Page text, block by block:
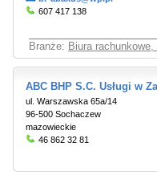
607 417 138
Branże: Biura
ABC BHP S.C. Usługi w
ul. Warszawska 65a/14
96-500 Sochaczew
mazowieckie
46 862 32 81